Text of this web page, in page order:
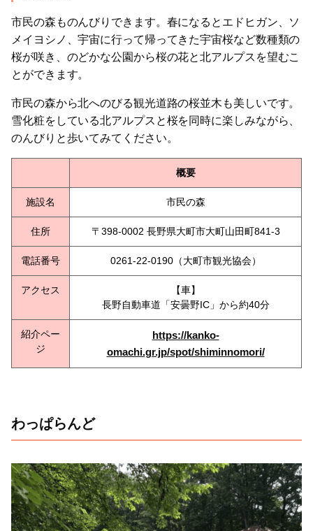
市民の森ものんびりできます。春になるとエドヒガン、ソ
メイヨシノ、宇宙に行って帰ってきた宇宙桜など数種類の
桜が咲き、のどかな公園から桜の花と北アルプスを望むこ
とができます。
市民の森から北へのびる観光道路の桜並木も美しいです。
雪化粧をしている北アルプスと桜を同時に楽しみながら、
のんびりと歩いてみてください。
概要
施設名 市民の森
住所 〒398-0002 長野県大町市大町山田町841-3
電話番号 0261-22-0190（大町市観光協会）
アクセス
【車】
長野自動車道「安曇野IC」から約40分
紹介ペー
ジ
https://kanko-
omachi.gr.jp/spot/shiminnomori/
わっぱらんど